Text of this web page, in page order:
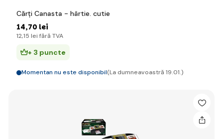
Cărți Canasta - hârtie. cutie
14,70 lei
12,15 lei fără TVA
+ 3 puncte
Momentan nu este disponibil(La dumneavoastră 19.01.)